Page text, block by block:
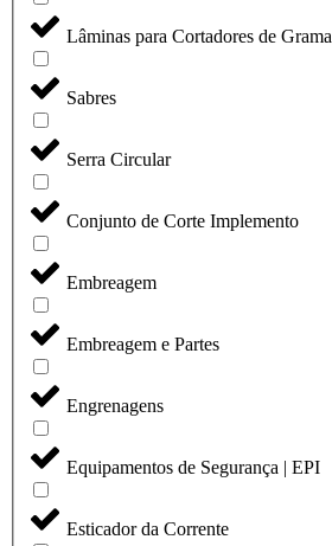
Lâminas para Cortadores de Grama
Sabres
Serra Circular
Conjunto de Corte Implemento
Embreagem
Embreagem e Partes
Engrenagens
Equipamentos de Segurança | EPI
Esticador da Corrente